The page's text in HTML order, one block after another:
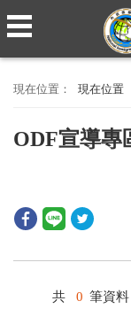
現在位置
ODF宣導專
共 0 筆資